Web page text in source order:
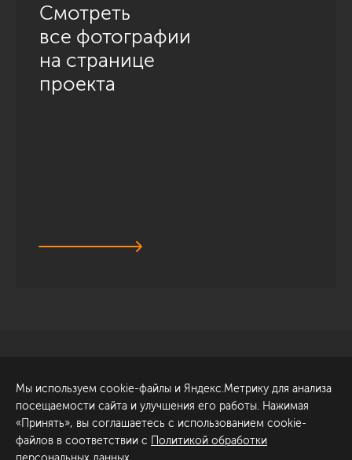
Смотреть
все фотографии
на странице
проекта
Обсудить проект
ул. Академика Павлова, 6
к1
+7 (812) 200-95-55
Мы используем cookie-файлы и Яндекс.Метрику для анализа
посещаемости сайта и улучшения его работы. Нажимая
«Принять», вы соглашаетесь с использованием cookie-
файлов в соответствии с Политикой обработки